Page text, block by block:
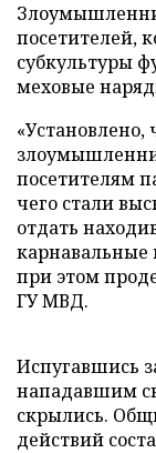
посетителей,
субкультуры
меховые
«Установлено,
посетителям
чего стали
отдать
карнавальные
при этом
ГУ МВД.
Испугавшись
нападавшим
скрылись.
действий